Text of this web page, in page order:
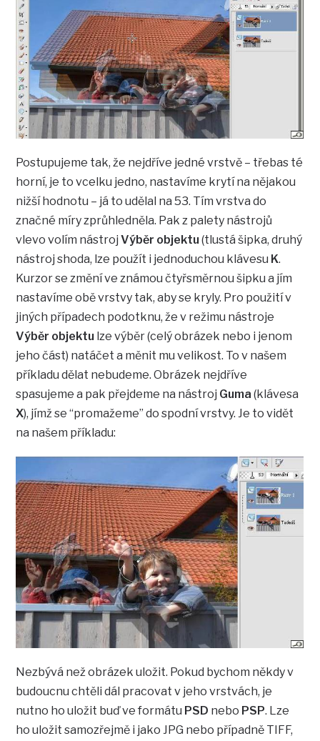
Postupujeme tak, že nejdříve jedné vrstvě – třebas té
horní, je to vcelku jedno, nastavíme krytí na nějakou
nižší hodnotu – já to udělal na 53. Tím vrstva do
značné míry zprůhledněla. Pak z palety nástrojů
vlevo volím nástrojVýběr objektu(tlustá šipka, druhý
nástroj shoda, lze použít i jednoduchou klávesu K.
Kurzor se změní ve známou čtyřsměrnou šipku a jím
nastavíme obě vrstvy tak, aby se kryly. Pro použití v
jiných případech podotknu, že v režimu nástroje
Výběr objektu lze výběr (celý obrázek nebo i jenom
jeho část) natáčet a měnit mu velikost. To v našem
příkladu dělat nebudeme. Obrázek nejdříve
spasujeme a pak přejdeme na nástroj Guma (klávesa
X), jímž se “promažeme” do spodní vrstvy. Je to vidět
na našem příkladu:
Nezbývá než obrázek uložit. Pokud bychom někdy v
budoucnu chtěli dál pracovat v jeho vrstvách, je
nutno ho uložit buď ve formátu PSD nebo PSP. Lze
ho uložit samozřejmě i jako JPG nebo případně TIFF,